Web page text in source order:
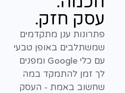
עסק חזק.
פתרונות ענן מתקדמים
שמשתלבים באופן טבעי
עם כלי Google ומפנים
לך זמן להתמקד במה
שחשוב באמת - העסק